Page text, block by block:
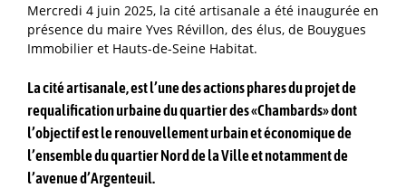
Mercredi 4 juin 2025, la cité artisanale a été inaugurée en
présence du maire Yves Révillon, des élus, de Bouygues
Immobilier et Hauts-de-Seine Habitat.
La cité artisanale, est l’une des actions phares du projet de
requalification urbaine du quartier des «Chambards» dont
l’objectif est le renouvellement urbain et économique de
l’ensemble du quartier Nord de la Ville et notamment de
l’avenue d’Argenteuil.